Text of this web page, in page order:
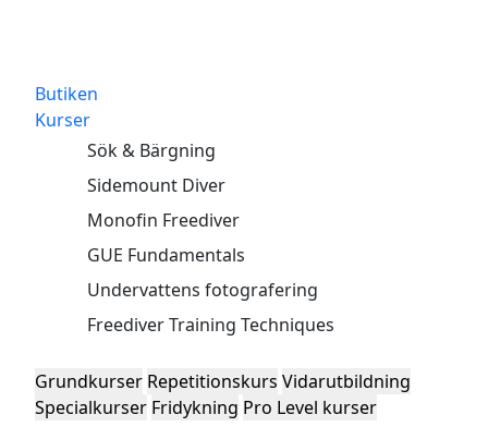
Butiken
Kurser
Sök & Bärgning
Sidemount Diver
Monofin Freediver
GUE Fundamentals
Undervattens fotografering
Freediver Training Techniques
Grundkurser Repetitionskurs Vidarutbildning
Specialkurser Fridykning Pro Level kurser